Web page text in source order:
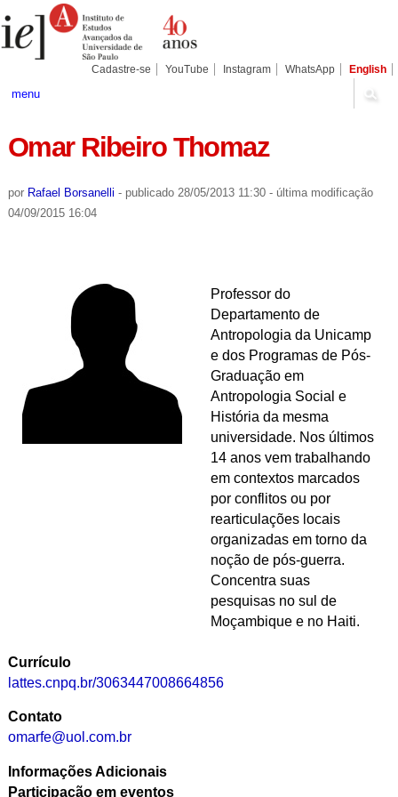
para
conteúdo.
Pessoais
Cadastre-se YouTube Instagram WhatsApp English
menu
Omar Ribeiro Thomaz
por Rafael Borsanelli - publicado28/05/2013 11:30 - última modificação
04/09/2015 16:04
Professor do
Departamento de
Antropologia da Unicamp
e dos Programas de Pós-
Graduação em
Antropologia Social e
História da mesma
universidade. Nos últimos
14 anos vem trabalhando
em contextos marcados
por conflitos ou por
rearticulações locais
organizadas em torno da
noção de pós-guerra.
Concentra suas
pesquisas no sul de
Moçambique e no Haiti.
Currículo
lattes.cnpq.br/3063447008664856
Contato
omarfe@uol.com.br
Informações Adicionais
Participação em eventos